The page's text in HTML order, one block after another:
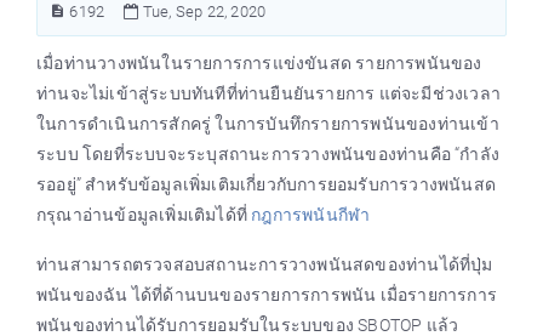
6192 Tue, Sep 22, 2020
เมื่อท่านวางพนันในรายการการแข่งขันสด รายการพนันของ
ท่านจะไม่เข้าสู่ระบบทันทีที่ท่านยืนยันรายการ แต่จะมีช่วงเวลา
ในการดำเนินการสักครู่ ในการบันทึกรายการพนันของท่านเข้า
ระบบ โดยที่ระบบจะระบุสถานะการวางพนันของท่านคือ “กำลัง
รออยู่” สำหรับข้อมูลเพิ่มเติมเกี่ยวกับการยอมรับการวางพนันสด
กรุณาอ่านข้อมูลเพิ่มเติมได้ที่ กฎการพนันกีฬา
ท่านสามารถตรวจสอบสถานะการวางพนันสดของท่านได้ที่ปุ่ม
พนันของฉัน ได้ที่ด้านบนของรายการการพนัน เมื่อรายการการ
พนันของท่านได้รับการยอมรับในระบบของ SBOTOP แล้ว